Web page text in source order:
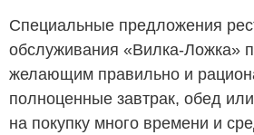
Специальные предложения
обслуживания «Вилка-Ложка»
желающим правильно и
полноценные завтрак, обед
на покупку много времени и